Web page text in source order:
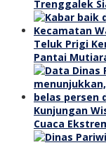
Trenggalek
Teluk Prigi
Pantai
Kunjungan
Cuaca